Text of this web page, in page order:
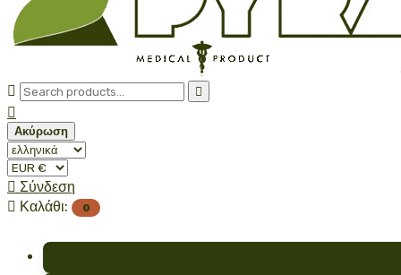
 

Ακύρωση
 Σύνδεση
 Καλάθι: 0